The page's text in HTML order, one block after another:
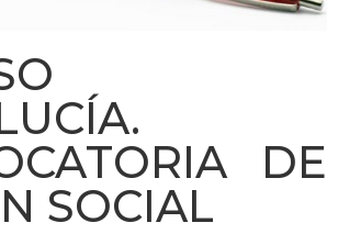
DE
SOCIAL